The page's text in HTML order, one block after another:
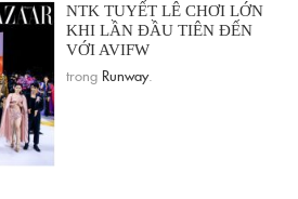
NTK TUYẾT LÊ CHƠI LỚN
KHI LẦN ĐẦU TIÊN ĐẾN
VỚI AVIFW
trong Runway.